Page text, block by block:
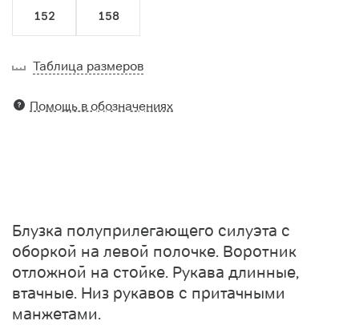
152 158
Таблица размеров
Помощь в обозначениях
Блузка полуприлегающего силуэта с
оборкой на левой полочке. Воротник
отложной на стойке. Рукава длинные,
втачные. Низ рукавов с притачными
манжетами.